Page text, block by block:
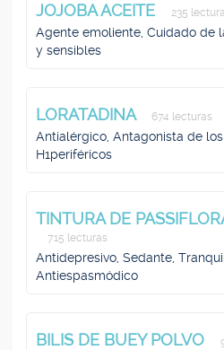
JOJOBA ACEITE 235
Agente emoliente, Cuidado de
y sensibles
LORATADINA 674 lecturas
Antialérgico, Antagonista de
H1periféricos
TINTURA DE
715 lecturas
Antidepresivo, Sedante,
Antiespasmódico
BILIS DE BUEY POLVO